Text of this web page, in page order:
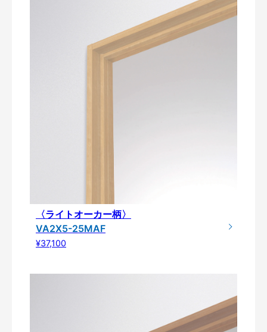
〈ライトオーカー柄〉
VA2X5-25MAF
¥37,100